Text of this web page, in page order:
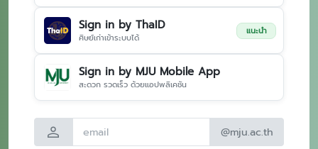
Sign in by ThaID
ศิษย์เก่าเข้าระบบได้
แนะนำ
Sign in by MJU Mobile App
สะดวก รวดเร็ว ด้วยแอปพลิเคชัน
person @mju.ac.th